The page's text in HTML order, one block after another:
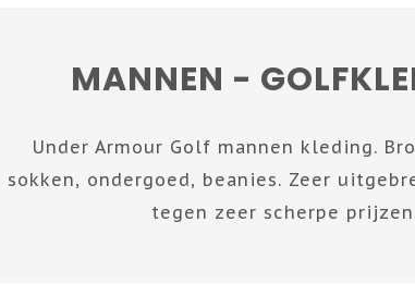
MANNEN -
Under Armour Golf mannen kleding.
sokken, ondergoed, beanies. Zeer
tegen zeer scherpe